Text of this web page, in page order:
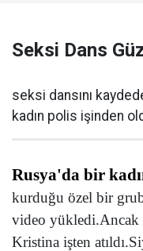
Seksi Dans
seksi dansını
kadın polis işinden
Rusya'da bir
kurduğu özel bir
video yükledi.Ancak
Kristina işten atıldı.